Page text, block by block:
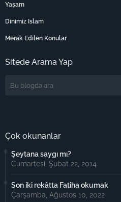
Yaşam
Dinimiz Islam
Merak Edilen Konular
Sitede Arama Yap
Çok okunanlar
Şeytana saygı mı?
Cumartesi, Şubat 22, 2014
Son iki rekâtta Fatiha okumak
Çarşamba, Ağustos 10, 2022